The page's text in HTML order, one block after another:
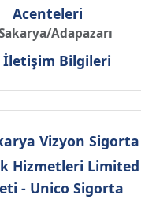
Acenteleri
Adapazarı
Bilgileri
Vizyon Sigorta
Hizmetleri Limited
- Unico Sigorta